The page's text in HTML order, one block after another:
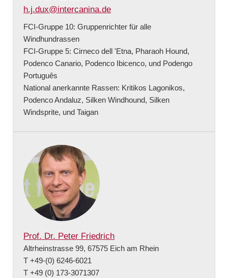
h.j.dux@intercanina.de
FCI-Gruppe 10: Gruppenrichter für alle
Windhundrassen
FCI-Gruppe 5: Cirneco dell 'Etna, Pharaoh Hound,
Podenco Canario, Podenco Ibicenco, und Podengo
Português
National anerkannte Rassen: Kritikos Lagonikos,
Podenco Andaluz, Silken Windhound, Silken
Windsprite, und Taigan
Prof. Dr. Peter Friedrich
Altrheinstrasse 99, 67575 Eich am Rhein
T +49-(0) 6246-6021
T +49 (0) 173-3071307